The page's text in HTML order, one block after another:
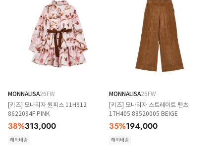
MONNALISA26FW
[키즈] 모나리자 원피스 11H912
8622094F PINK
38%313,000
해외배송
MONNALISA26FW
[키즈] 모나리자 스트레이트 팬츠
17H405 88520005 BEIGE
35%194,000
해외배송